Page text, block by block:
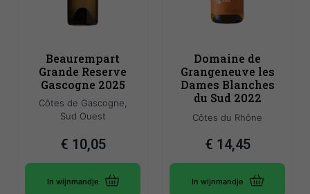
Beaurempart
Grande Reserve
Gascogne 2025
Côtes de Gascogne,
Sud Ouest
€ 10,05
In wijnmandje
Domaine de
Grangeneuve les
Dames Blanches
du Sud 2022
Côtes du Rhône
€ 14,45
In wijnmandje